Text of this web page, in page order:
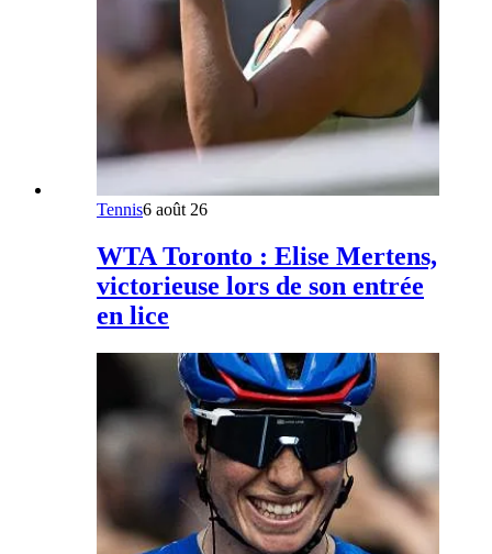
Tennis6 août 26
WTA Toronto : Elise Mertens,
victorieuse lors de son entrée
en lice